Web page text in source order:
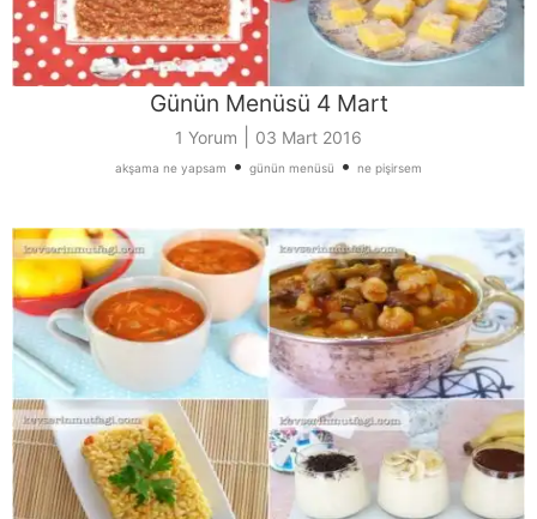
Günün Menüsü 4 Mart
1 Yorum 03 Mart 2016
akşama ne yapsam • günün menüsü • ne pişirsem